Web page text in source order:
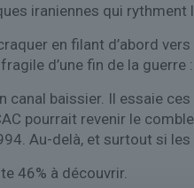
iraniennes qui rythment
en filant d’abord
d’une fin de la
canal baissier. Il essaie
pourrait revenir le
Au-delà, et surtout si
46% à découvrir.